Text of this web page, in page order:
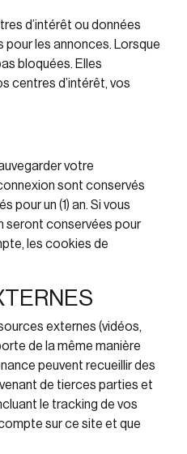
d’intérêt ou données
pour les annonces. Lorsque
bloquées. Elles
centres d’intérêt, vos
votre
sont conservés
pour un (1) an. Si vous
seront conservées pour
les cookies de
externes (vidéos,
de la même manière
peuvent recueillir des
de tierces parties et
le tracking de vos
sur ce site et que